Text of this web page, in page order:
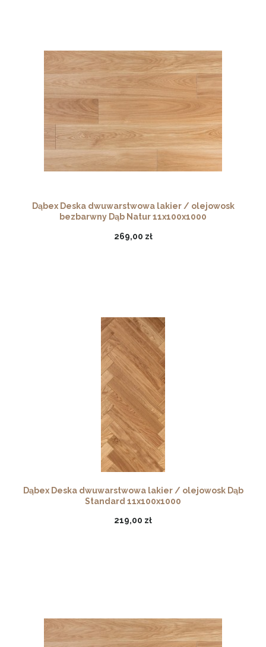
Dąbex Deska dwuwarstwowa lakier / olejowosk
bezbarwny Dąb Natur 11x100x1000
269,00 zł
Dąbex Deska dwuwarstwowa lakier / olejowosk Dąb
Standard 11x100x1000
219,00 zł